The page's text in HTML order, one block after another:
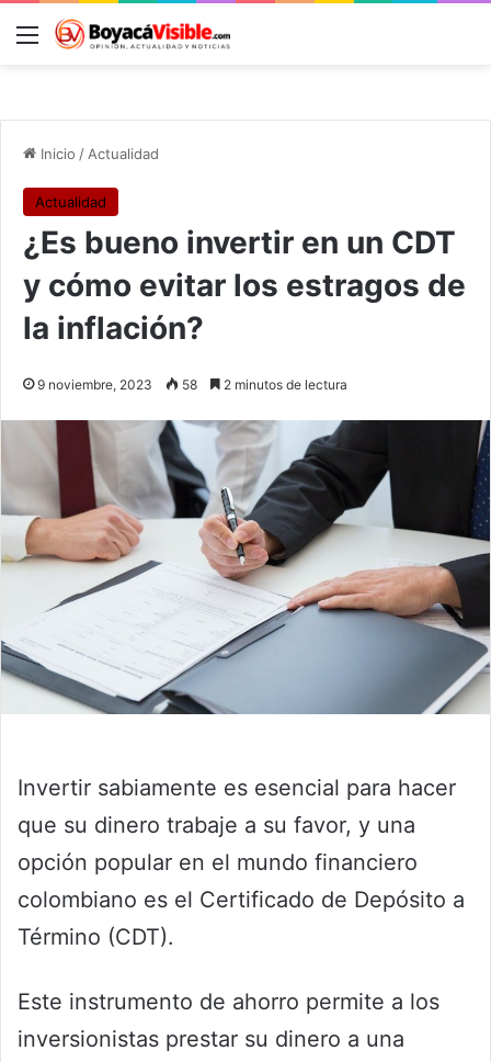
Menú
Inicio / Actualidad
Actualidad
¿Es bueno invertir en un CDT
y cómo evitar los estragos de
la inflación?
9 noviembre, 2023 58 2 minutos de lectura
Invertir sabiamente es esencial para hacer
que su dinero trabaje a su favor, y una
opción popular en el mundo financiero
colombiano es el Certificado de Depósito a
Término (CDT).
Este instrumento de ahorro permite a los
inversionistas prestar su dinero a una